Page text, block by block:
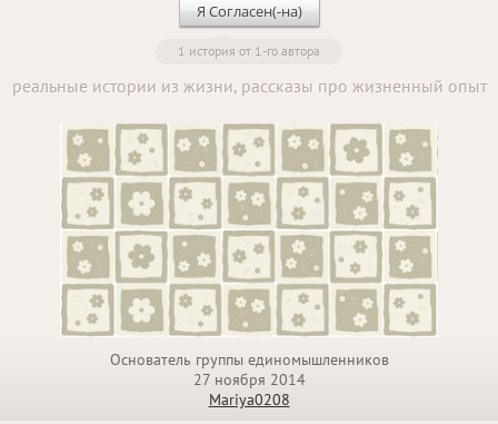
Я Согласен(-на)
1 история от 1-го автора
реальные истории из жизни, рассказы про жизненный опыт
Основатель группы единомышленников
27 ноября 2014
Mariya0208